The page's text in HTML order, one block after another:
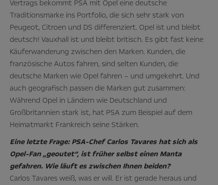
Vertrags bekommt PSA mit Opel eine deutsche
Traditionsmarke ins Portfolio, die sich sehr stark von
Peugeot, Citroen und DS differenziert. Opel ist und bleibt
deutsch! Vauxhall ist und bleibt britisch. Es gibt fast keine
Käuferwanderung zwischen den Marken. Kunden, die
französische Autos fahren, sind selten Kunden, die
deutsche Marken wie Opel fahren – und umgekehrt. Und
auch geografisch passen die Marken gut zusammen:
Während Opel in Ländern wie Deutschland und
Großbritannien stark ist, hat PSA zum Beispiel auf dem
Heimatmarkt Frankreich seine Stärken.
Eine letzte Frage: PSA-Chef Carlos Tavares hat sich als
Opel-Fan „geoutet“, ist früher selbst einen Manta
gefahren. Wie läuft es zwischen Ihnen beiden?
Carlos Tavares weiß, was er will. Er ist gerade heraus und